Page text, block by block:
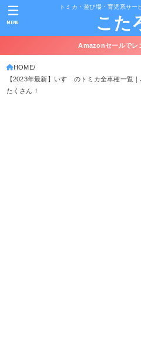
トミカ・遊び場・育児系サー
こた
MENU
Amazonセールでレ
HOME
【2023年最新】いすゞのトミカ全車種一覧
たくさん！